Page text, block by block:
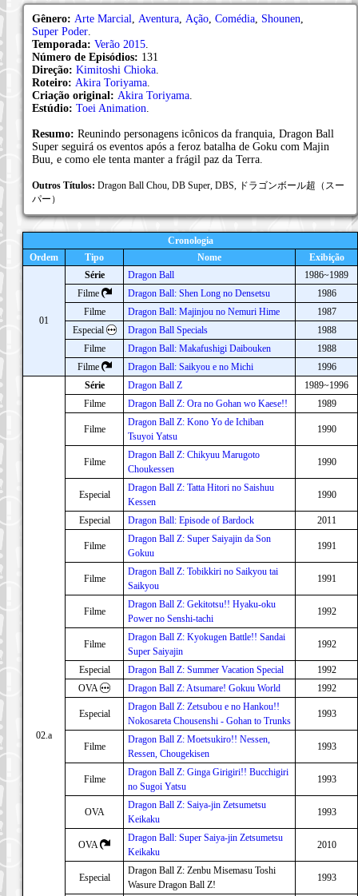
Gênero: Arte Marcial Aventura Ação Comédia Shounen
Super Poder
Temporada: Verão 2015
Número de Episódios: 131
Direção: Kimitoshi Chioka
Roteiro: Akira Toriyama
Criação original: Akira Toriyama
Estúdio: Toei Animation
Resumo: Reunindo personagens icônicos da franquia, Dragon Ball
Super seguirá os eventos após a feroz batalha de Goku com Majin
Buu, e como ele tenta manter a frágil paz da Terra.
Outros Títulos: Dragon Ball Chou, DB Super, DBS, ドラゴンボール超（スー
パー）
Cronologia
Ordem
Tipo Nome Exibição
01
Série Dragon Ball
1986~1989
Filme
Dragon Ball: Shen Long no Densetsu
1986
Filme
Dragon Ball: Majinjou no Nemuri Hime
1987
Especial
Dragon Ball Specials
1988
Filme
Dragon Ball: Makafushigi Daibouken
1988
Filme
Dragon Ball: Saikyou e no Michi 1996
02.a
Série Dragon Ball Z
1989~1996
Filme
Dragon Ball Z: Ora no Gohan wo Kaese!! 1989
Filme
Dragon Ball Z: Kono Yo de Ichiban
Tsuyoi Yatsu
1990
Filme
Dragon Ball Z: Chikyuu Marugoto
Choukessen
1990
Especial
Dragon Ball Z: Tatta Hitori no Saishuu
Kessen
1990
Especial Dragon Ball: Episode of Bardock 2011
Filme
Dragon Ball Z: Super Saiyajin da Son
Gokuu
1991
Filme
Dragon Ball Z: Tobikkiri no Saikyou tai
Saikyou
1991
Filme
Dragon Ball Z: Gekitotsu!! Hyaku-oku
Power no Senshi-tachi
1992
Filme
Dragon Ball Z: Kyokugen Battle!! Sandai
Super Saiyajin
1992
Especial Dragon Ball Z: Summer Vacation Special
1992
OVA
Dragon Ball Z: Atsumare! Gokuu World 1992
Especial
Dragon Ball Z: Zetsubou e no Hankou!!
Nokosareta Chousenshi - Gohan to Trunks
1993
Filme
Dragon Ball Z: Moetsukiro!! Nessen,
Ressen, Chougekisen
1993
Filme
Dragon Ball Z: Ginga Girigiri!! Bucchigiri
no Sugoi Yatsu
1993
OVA
Dragon Ball Z: Saiya-jin Zetsumetsu
Keikaku
1993
OVA
Dragon Ball: Super Saiya-jin Zetsumetsu
Keikaku
2010
Especial
Dragon Ball Z: Zenbu Misemasu Toshi
Wasure Dragon Ball Z!
1993